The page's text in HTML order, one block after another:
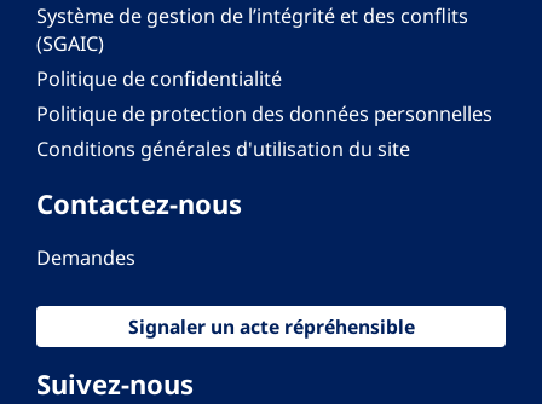
Système de gestion de l’intégrité et des conflits
(SGAIC)
Politique de confidentialité
Politique de protection des données personnelles
Conditions générales d'utilisation du site
Contactez-nous
Demandes
Signaler un acte répréhensible
Suivez-nous